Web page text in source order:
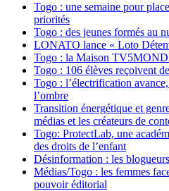
Togo : une semaine pour
priorités
Togo : des jeunes formés au
LONATO lance « Loto
Togo : la Maison
Togo : 106 élèves reçoivent
Togo : l’électrification
l’ombre
Transition énergétique et
médias et les créateurs de
Togo: ProtectLab, une
des droits de l’enfant
Désinformation : les
Médias/Togo : les femmes
pouvoir éditorial